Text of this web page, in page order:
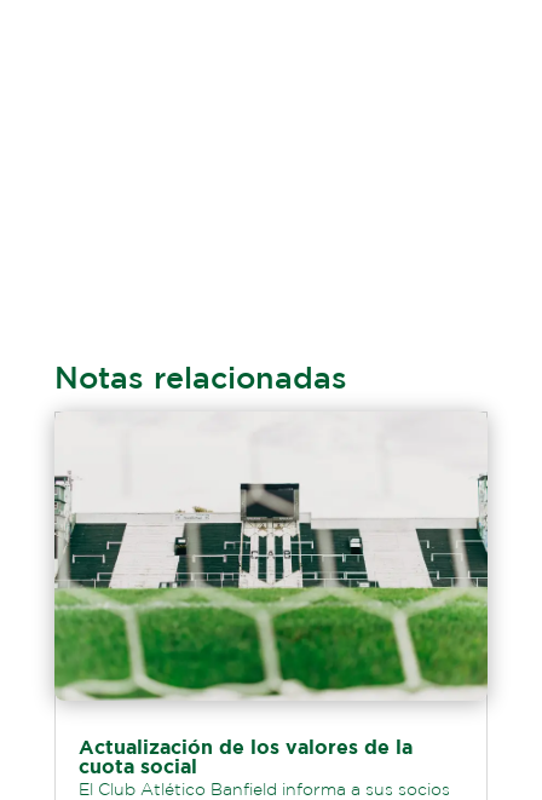
Notas relacionadas
Actualización de los valores de la
cuota social
El Club Atlético Banfield informa a sus socios